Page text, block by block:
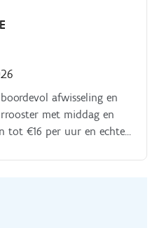
afwisseling en
met middag en
tot €16 per uur en echte
en groeiende pizzaketen